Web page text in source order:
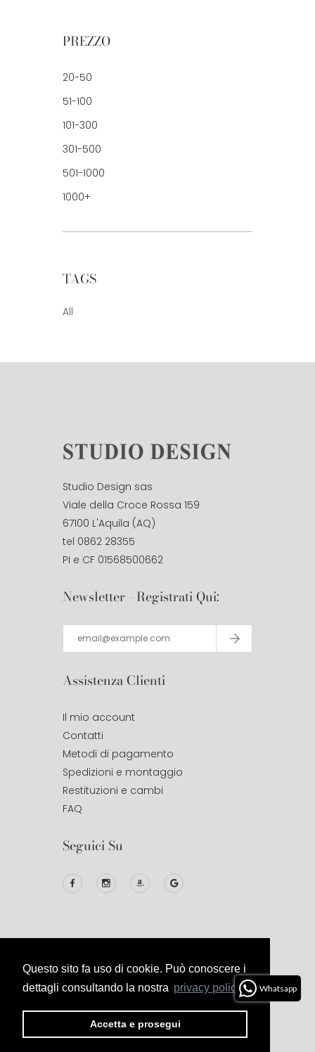
Questo sito fa uso di cookie. Può conoscere i
dettagli consultando la nostra privacy policy.
Accetta e prosegui
PREZZO
20-50
51-100
101-300
301-500
501-1000
1000+
TAGS
All
Studio Design sas
Viale della Croce Rossa 159
67100 L'Aquila (AQ)
tel 0862 28355
PI e CF 01568500662
Newsletter - Registrati Qui:
Assistenza Clienti
Il mio account
Contatti
Metodi di pagamento
Spedizioni e montaggio
Restituzioni e cambi
FAQ
Seguici Su
© 2020Studio DesignAll Right
Reserved.
Privacy
Termini E
Condizioni
Cookies
Politica Di
Whatsapp